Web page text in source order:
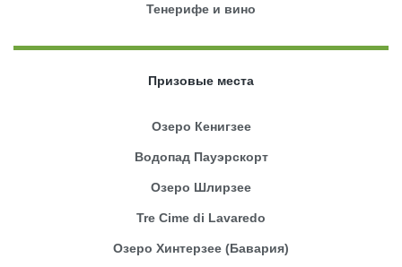
Тенерифе и вино
Призовые места
Озеро Кенигзее
Водопад Пауэрскорт
Озеро Шлирзее
Tre Cime di Lavaredo
Озеро Хинтерзее (Бавария)